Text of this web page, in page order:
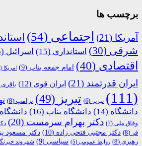
برچسب ها
آمریکا (21) اجتماعی (54)
شرقی (30) استانداری (15) اسرائیل (15)
اقتصادی (40) امام جمعه بناب (9) امریکا (5)
ایران قدرتمند (21) ایران قوی (12) باقری
(111)
تبریر (6) تبریز (49) ترامپ (8)
دانشگاه (14) دانشگاه بناب (16)
وفاق ملی (7) دکتر بهرام سرمست (20)
فر (8) دکتر مجتبی فتحی زاده (10) دکتر مسعود
رهبری (8) روابط عمومی (5) سیاسی (9) شهروند